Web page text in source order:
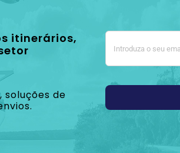
itinerários,
soluções de